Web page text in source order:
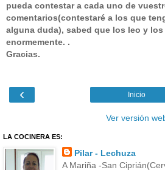
pueda contestar a cada uno de
comentarios(contestaré a los que
alguna duda), sabed que los leo y los
enormemente. .
Gracias.
‹ Inicio
Ver versión
LA COCINERA ES:
Pilar - Lechuza
A Mariña -San